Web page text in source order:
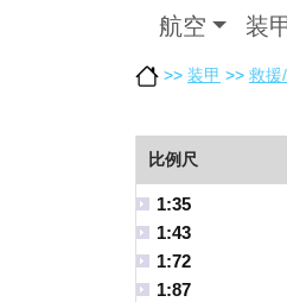
航空 装
>> 装甲 >> 救援
比例尺
1:35
1:43
1:72
1:87